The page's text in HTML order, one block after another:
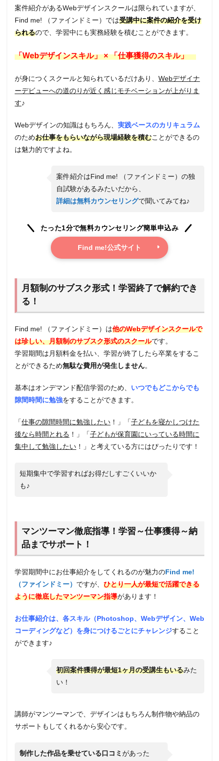
ー）
をお
すす
めし
は？
【料
金・
Find
me!
ァイ
サポ
ート
プラ
ンの
詳細
サポ
体制
【無
ウン
セリ
中】
Find
（フ
ミ
ー）
ング
れ
【無
料カ
セリ
実施
Find
me!
よく
ある
質問
【Find
案件紹介があるWebデザインスクールは限られていますが、
Find me! （ファインドミー）では受講中に案件の紹介を受け
られるので、学習中にも実務経験を積むことができます。
「Webデザインスキル」 × 「仕事獲得のスキル」
が身につくスクールと知られているだけあり、 Webデザイナ
ーデビューへの道のりが近く感じモチベーションが上がりま
す♪
Webデザインの知識はもちろん、 実践ベースのカリキュラム
のためお仕事をもらいながら現場経験を積むことができるの
は魅力的ですよね。
案件紹介はFind me! （ファインドミー）の独
自試験があるみたいだから、
詳細は無料カウンセリングで聞いてみてね♪
たった1分で無料カウンセリング簡単申込み
Find me!公式サイト
月額制のサブスク形式！学習終了で解約でき
る！
Find me! （ファインドミー）は他のWebデザインスクールで
は珍しい、月額制のサブスク形式のスクールです。
学習期間は月額料金を払い、学習が終了したら卒業をするこ
とができるため無駄な費用が発生しません。
基本はオンデマンド配信学習のため、 いつでもどこからでも
隙間時間に勉強をすることができます。
「仕事の隙間時間に勉強したい ！」「子どもを寝かしつけた
後なら時間とれる ！」「子どもが保育園にいっている時間に
集中して勉強したい ！」と考えている方にはぴったりです！
短期集中で学習すればお得だしすごくいいか
も♪
マンツーマン徹底指導！学習～仕事獲得～納
品までサポート！
学習期間中にお仕事紹介をしてくれるのが魅力のFind me!
（ファインドミー） ですが、 ひとり一人が最短で活躍できる
ように徹底したマンツーマン指導があります！
お仕事紹介は、各スキル（Photoshop、Webデザイン、Web
コーディングなど）を身につけるごとにチャレンジすること
ができます♪
初回案件獲得が最短1ヶ月の受講生もいるみた
い！
講師がマンツーマンで、デザインはもちろん制作物や納品の
サポートもしてくれるから安心です。
制作した作品を乗せている口コミがあった